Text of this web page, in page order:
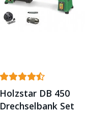
Holzstar DB 450
Drechselbank Set